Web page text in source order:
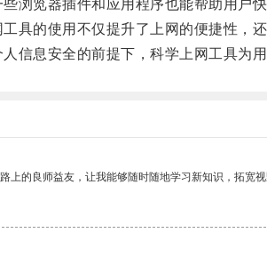
览器插件和应用程序也能帮助用户快
的使用不仅提升了上网的便捷性，还
息安全的前提下，科学上网工具为用
上的良师益友，让我能够随时随地学习新知识，拓宽